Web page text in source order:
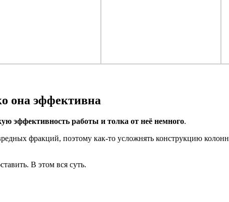
она эффективна
эффективность работы и толка от неё немного.
фракций, поэтому как-то усложнять конструкцию
В этом вся суть.